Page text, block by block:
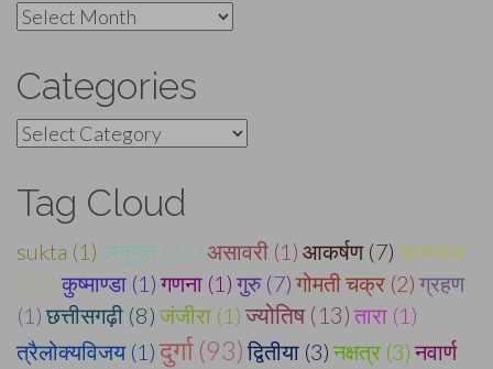
Archives
Categories
Categories
Tag Cloud
sukta (1) अनुभूत (16) असावरी (1) आकर्षण (7) कामाख्या
(11) कुष्माण्डा (1) गणना (1) गुरु (7) गोमती चक्र (2) ग्रहण
(1) छत्तीसगढ़ी (8) जंजीरा (1) ज्योतिष (13) तारा (1)
त्रैलोक्यविजय (1) दुर्गा (93) द्वितीया (3) नक्षत्र (3) नवार्ण